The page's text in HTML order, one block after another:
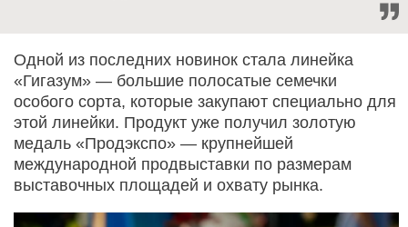
Одной из последних новинок стала линейка
«Гига­зум» — большие полосатые семечки
особого сорта, которые закупают специально для
этой линейки. Продукт уже получил золотую
медаль «Продэкспо» — крупнейшей
международной продвыставки по размерам
выставочных площадей и охвату рынка.